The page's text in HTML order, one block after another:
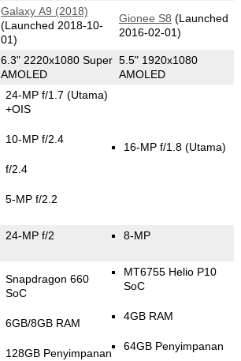
Galaxy A9 (2018)
(Launched 2018-10-
01)
Gionee S8 (Launched
2016-02-01)
6.3" 2220x1080 Super
AMOLED
5.5" 1920x1080
AMOLED
24-MP f/1.7 (Utama)
+OIS
10-MP f/2.4
f/2.4
5-MP f/2.2
16-MP f/1.8 (Utama)
24-MP f/2 8-MP
Snapdragon 660
SoC
6GB/8GB RAM
128GB Penyimpanan
MT6755 Helio P10
SoC
4GB RAM
64GB Penyimpanan